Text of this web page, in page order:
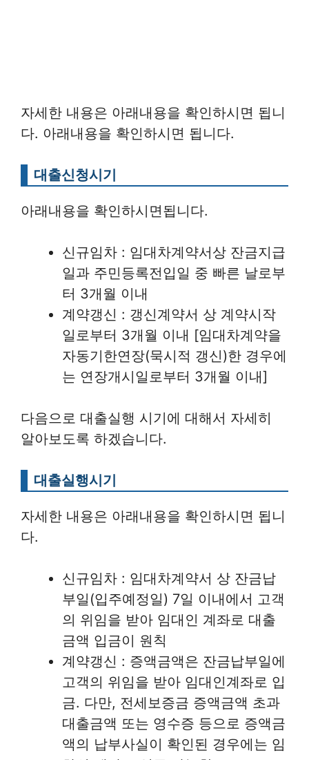
자세한 내용은 아래내용을 확인하시면 됩니
다. 아래내용을 확인하시면 됩니다.
대출신청시기
아래내용을 확인하시면됩니다.
신규임차 : 임대차계약서상 잔금지급
일과 주민등록전입일 중 빠른 날로부
터 3개월 이내
계약갱신 : 갱신계약서 상 계약시작
일로부터 3개월 이내 [임대차계약을
자동기한연장(묵시적 갱신)한 경우에
는 연장개시일로부터 3개월 이내]
다음으로 대출실행 시기에 대해서 자세히
알아보도록 하겠습니다.
대출실행시기
자세한 내용은 아래내용을 확인하시면 됩니
다.
신규임차 : 임대차계약서 상 잔금납
부일(입주예정일) 7일 이내에서 고객
의 위임을 받아 임대인 계좌로 대출
금액 입금이 원칙
계약갱신 : 증액금액은 잔금납부일에
고객의 위임을 받아 임대인계좌로 입
금. 다만, 전세보증금 증액금액 초과
대출금액 또는 영수증 등으로 증액금
액의 납부사실이 확인된 경우에는 임